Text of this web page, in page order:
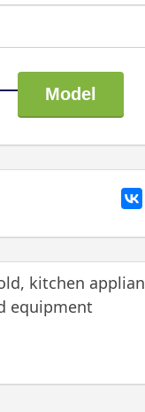
kitchen
equipment